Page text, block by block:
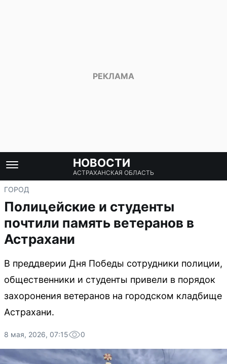
НОВОСТИ
АСТРАХАНСКАЯ ОБЛАСТЬ
ГОРОД
Полицейские и студенты
почтили память ветеранов в
Астрахани
В преддверии Дня Победы сотрудники полиции,
общественники и студенты привели в порядок
захоронения ветеранов на городском кладбище
Астрахани.
8 мая, 2026, 07:15 0